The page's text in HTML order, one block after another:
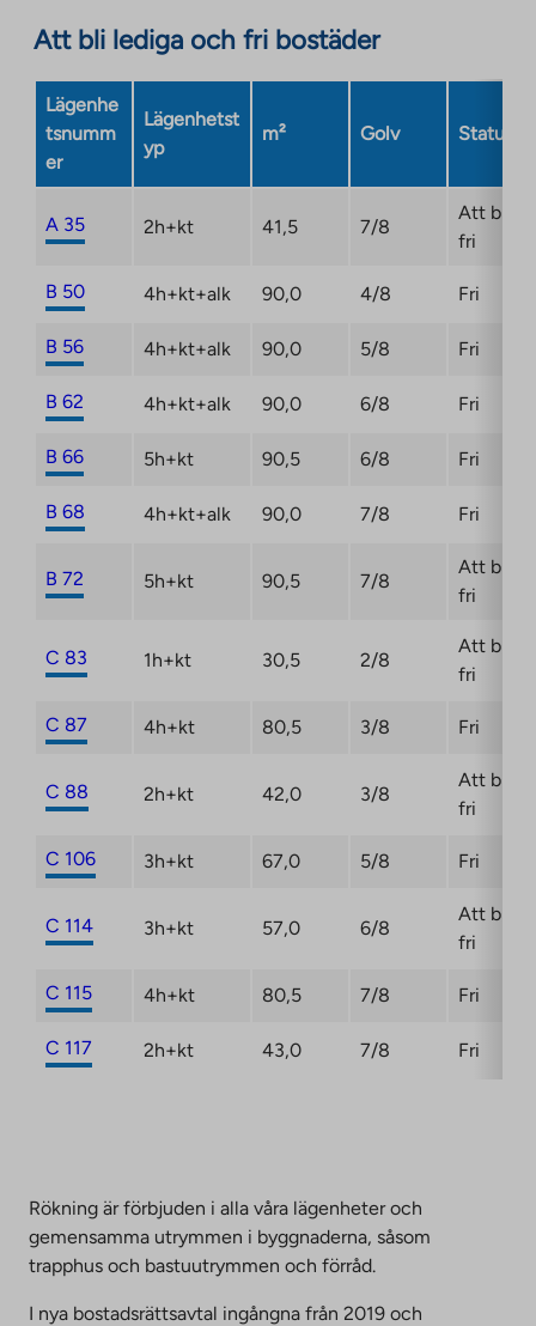
site.
Link
opens
external
Link
opens
a
tab
Att bli lediga och fri bostäder
Lägenhe
tsnumm
er
Lägenhetst
yp
m² Golv Status
A 35 2h+kt 41,5 7/8
Att bli
fri
B 50 4h+kt+alk 90,0 4/8 Fri
B 56 4h+kt+alk 90,0 5/8 Fri
B 62 4h+kt+alk 90,0 6/8 Fri
B 66 5h+kt 90,5 6/8 Fri
B 68 4h+kt+alk 90,0 7/8 Fri
B 72 5h+kt 90,5 7/8
Att bli
fri
C 83 1h+kt 30,5 2/8
Att bli
fri
C 87 4h+kt 80,5 3/8 Fri
C 88 2h+kt 42,0 3/8
Att bli
fri
C 106 3h+kt 67,0 5/8 Fri
C 114 3h+kt 57,0 6/8
Att bli
fri
C 115 4h+kt 80,5 7/8 Fri
C 117 2h+kt 43,0 7/8 Fri
Rökning är förbjuden i alla våra lägenheter och
gemensamma utrymmen i byggnaderna, såsom
trapphus och bastuutrymmen och förråd.
I nya bostadsrättsavtal ingångna från 2019 och